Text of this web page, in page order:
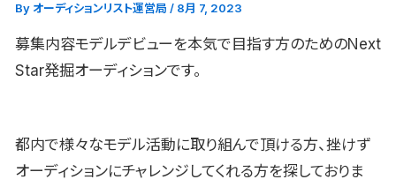
By オーディションリスト運営局 / 8月 7, 2023
募集内容モデルデビューを本気で目指す方のためのNext
Star発掘オーディションです。
都内で様々なモデル活動に取り組んで頂ける方、挫けず
オーディションにチャレンジしてくれる方を探しておりま